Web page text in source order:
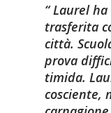
Laurel ha
trasferita
città.
prova
timida.
cosciente,